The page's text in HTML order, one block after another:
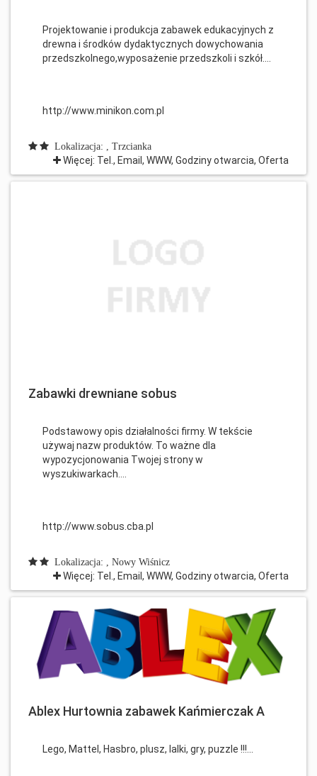
Projektowanie i produkcja zabawek edukacyjnych z
drewna i środków dydaktycznych dowychowania
przedszkolnego,wyposażenie przedszkoli i szkół....
http://www.minikon.com.pl
Lokalizacja: , Trzcianka
Więcej: Tel., Email, WWW, Godziny otwarcia, Oferta
Zabawki drewniane sobus
Podstawowy opis działalności firmy. W tekście
używaj nazw produktów. To ważne dla
wypozycjonowania Twojej strony w
wyszukiwarkach....
http://www.sobus.cba.pl
Lokalizacja: , Nowy Wiśnicz
Więcej: Tel., Email, WWW, Godziny otwarcia, Oferta
Ablex Hurtownia zabawek Kańmierczak A
Lego, Mattel, Hasbro, plusz, lalki, gry, puzzle !!!...